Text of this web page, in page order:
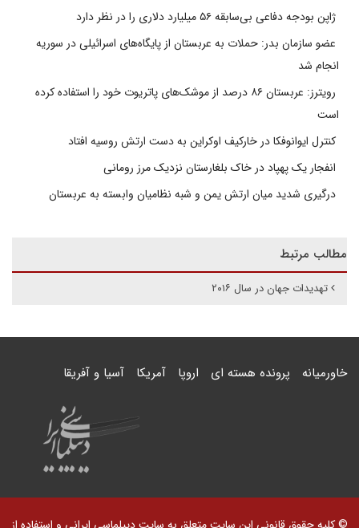
ژاپن بودجه دفاعی بی‌سابقه ۵۶ میلیارد دلاری را در نظر دارد
عضو سازمان بدر: حملات به عربستان از پایگاه‌های اسرائیلی در سوریه
انجام شد
رویترز: عربستان ۸۶ درصد از موشک‌های پاتریوت خود را استفاده کرده
است
کنترل ایوانوفکا در خارکیف اوکراین به دست ارتش روسیه افتاد
انفجار یک پهپاد در خاک بلغارستان نزدیک مرز رومانی
درگیری شدید میان ارتش یمن و شبه نظامیان وابسته به عربستان
مطالب مرتبط
تهدیدات جهان در سال ۲۰۱۶
خاورمیانه پرونده هسته ای اروپا آمریکا آسیا و آفریقا